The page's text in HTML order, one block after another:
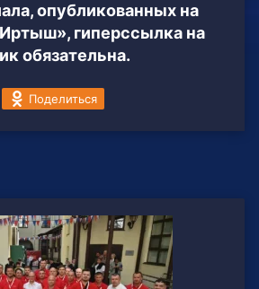
опубликованных на
гиперссылка на
обязательна.
Поделиться